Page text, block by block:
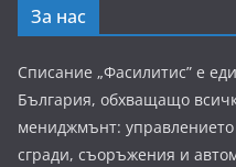
За нас
Списание „Фасилитис” е
България, обхващащо
мениджмънт:
сгради, съоръжения и